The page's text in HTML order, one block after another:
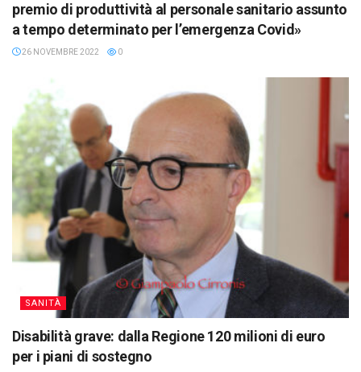
premio di produttività al personale sanitario assunto
a tempo determinato per l’emergenza Covid»
26 NOVEMBRE 2022 0
SANITÀ
Disabilità grave: dalla Regione 120 milioni di euro
per i piani di sostegno